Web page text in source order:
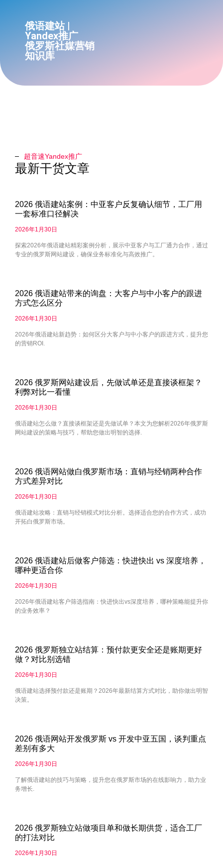
俄语建站 |
Yandex推广
俄罗斯社媒营销
知识库
超音速Yandex推广​
最新干货文章
2026 俄语建站案例：中亚客户反复确认细节，工厂用
一套标准口径解决
2026年1月30日
探索2026年俄语建站精彩案例分析，展示中亚客户与工厂通力合作，通过
专业的俄罗斯网站建设，确保业务标准化与高效推广。
2026 俄语建站带来的询盘：大客户与中小客户的跟进
方式怎么区分
2026年1月30日
2026年俄语建站新趋势：如何区分大客户与中小客户的跟进方式，提升您
的营销ROI.
2026 俄罗斯网站建设后，先做试单还是直接谈框架？
利弊对比一看懂
2026年1月30日
俄语建站怎么做？直接谈框架还是先做试单？本文为您解析2026年俄罗斯
网站建设的策略与技巧，帮助您做出明智的选择.
2026 俄语网站做白俄罗斯市场：直销与经销两种合作
方式差异对比
2026年1月30日
俄语建站攻略：直销与经销模式对比分析。选择适合您的合作方式，成功
开拓白俄罗斯市场。
2026 俄语建站后做客户筛选：快进快出 vs 深度培养，
哪种更适合你
2026年1月30日
2026年俄语建站客户筛选指南：快进快出vs深度培养，哪种策略能提升你
的业务效率？
2026 俄罗斯独立站结算：预付款更安全还是账期更好
做？对比别选错
2026年1月30日
俄语建站选择预付款还是账期？2026年最新结算方式对比，助你做出明智
决策。
2026 俄语网站开发俄罗斯 vs 开发中亚五国，谈判重点
差别有多大
2026年1月30日
了解俄语建站的技巧与策略，提升您在俄罗斯市场的在线影响力，助力业
务增长.
2026 俄罗斯独立站做项目单和做长期供货，适合工厂
的打法对比
2026年1月30日